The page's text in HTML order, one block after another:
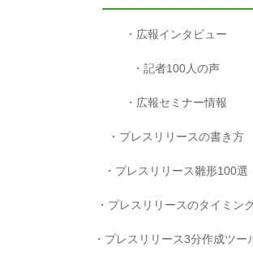
広報インタビュー
記者100人の声
広報セミナー情報
プレスリリースの書き方
プレスリリース雛形100選
プレスリリースのタイミン
プレスリリース3分作成ツー